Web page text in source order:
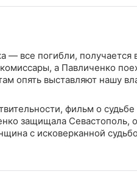
— все погибли, получается
а Павличенко
опять выставляют нашу
фильм о
защищала Севастополь,
с исковерканной